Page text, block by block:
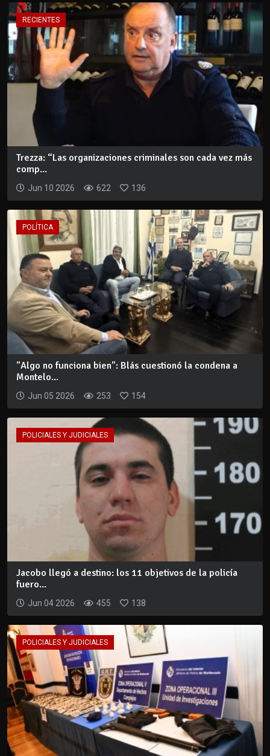
RECIENTES
Trezza: “Las organizaciones criminales son cada vez más
comp...
Jun 10 2026 622 136
POLÍTICA
"Algo no funciona bien": Blás cuestionó la condena a
Montelo...
Jun 05 2026 253 154
POLICIALES Y JUDICIALES
Jacobo llegó a destino: los 11 objetivos de la policía
fuero...
Jun 04 2026 455 138
POLICIALES Y JUDICIALES